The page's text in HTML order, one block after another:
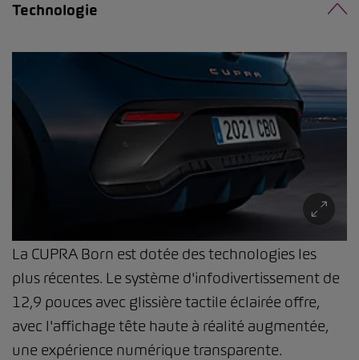
Technologie
La CUPRA Born est dotée des technologies les
plus récentes. Le système d'infodivertissement de
12,9 pouces avec glissière tactile éclairée offre,
avec l'affichage tête haute à réalité augmentée,
une expérience numérique transparente.